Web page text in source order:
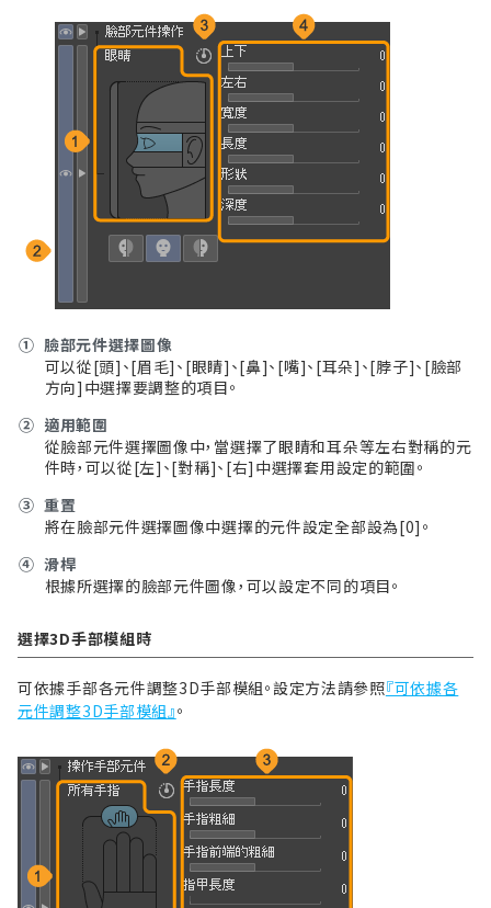
① 臉部元件選擇圖像
可以從[頭]、[眉毛]、[眼睛]、[鼻]、[嘴]、[耳朵]、[脖子]、[臉部
方向]中選擇要調整的項目。
② 適用範圍
從臉部元件選擇圖像中，當選擇了眼睛和耳朵等左右對稱的元
件時，可以從[左]、[對稱]、[右]中選擇套用設定的範圍。
③ 重置
將在臉部元件選擇圖像中選擇的元件設定全部設為[0]。
④ 滑桿
根據所選擇的臉部元件圖像，可以設定不同的項目。
選擇3D手部模組時
可依據手部各元件調整3D手部模組。設定方法請參照『可依據各
元件調整3D手部模組』。